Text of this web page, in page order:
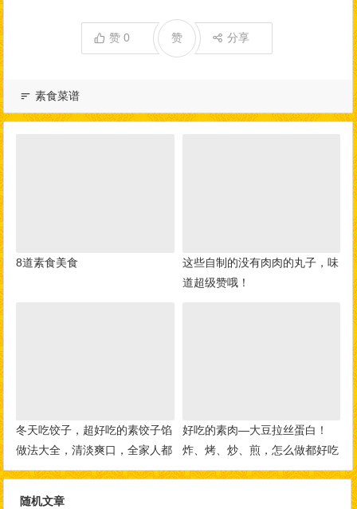
赞0 分享
赞
素食菜谱
8道素食美食
这些自制的没有肉肉的丸子，味
道超级赞哦！
冬天吃饺子，超好吃的素饺子馅
做法大全，清淡爽口，全家人都
爱吃！
好吃的素肉—大豆拉丝蛋白！
炸、烤、炒、煎，怎么做都好吃
随机文章